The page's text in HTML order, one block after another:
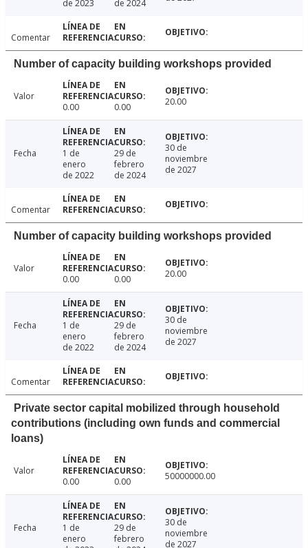
de 2023 de 2024
Comentar
Number of capacity building workshops provided
Valor
0.00
0.00 20.00
Fecha
1 de
enero
de 2022
29 de
febrero
de 2024
30 de
noviembre
de 2027
Comentar
Number of capacity building workshops provided
Valor
0.00
0.00 20.00
Fecha
1 de
enero
de 2022
29 de
febrero
de 2024
30 de
noviembre
de 2027
Comentar
Private sector capital mobilized through household
contributions (including own funds and commercial
loans)
Valor
0.00
0.00 50000000.00
Fecha
1 de
enero
29 de
febrero
30 de
noviembre
de 2027